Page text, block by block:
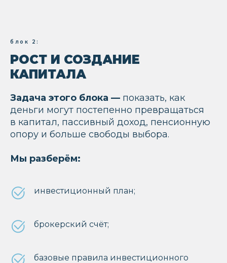
блок 2:
РОСТ И СОЗДАНИЕ
КАПИТАЛА
Задача этого блока — показать, как
деньги могут постепенно превращаться
в капитал, пассивный доход, пенсионную
опору и больше свободы выбора.
Мы разберём:
инвестиционный план;
брокерский счёт;
базовые правила инвестиционного